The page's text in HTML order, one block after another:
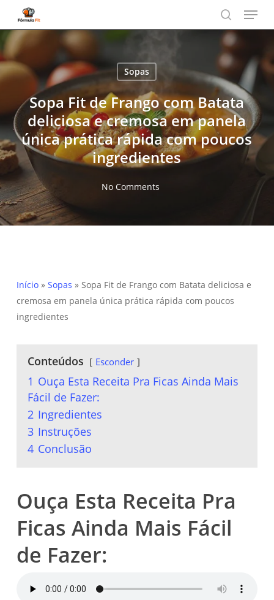
main
content
search
Menu
Sopas
Sopa Fit de Frango com Batata
deliciosa e cremosa em panela
única prática rápida com poucos
ingredientes
No Comments
Início» Sopas » Sopa Fit de Frango com Batata deliciosa e
cremosa em panela única prática rápida com poucos
ingredientes
Conteúdos Esconder
1 Ouça Esta Receita Pra Ficas Ainda Mais
Fácil de Fazer:
2 Ingredientes
3 Instruções
4 Conclusão
Ouça Esta Receita Pra
Ficas Ainda Mais Fácil
de Fazer: